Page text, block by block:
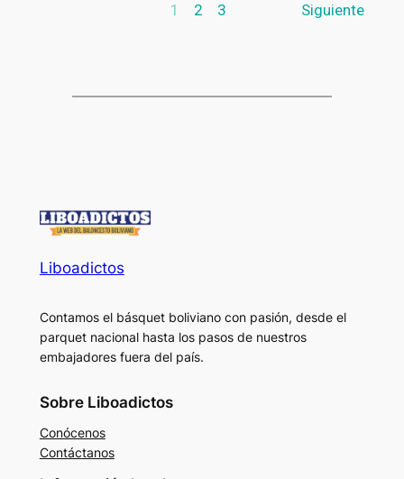
1 2 3 Siguiente
Liboadictos
Contamos el básquet boliviano con pasión, desde el
parquet nacional hasta los pasos de nuestros
embajadores fuera del país.
Sobre Liboadictos
Conócenos
Contáctanos